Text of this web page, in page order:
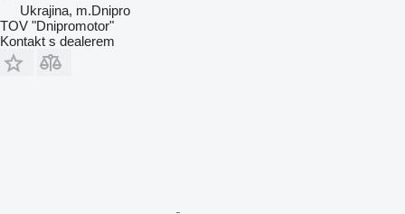
Ukrajina, m.Dnipro
TOV "Dnipromotor"
Kontakt s dealerem